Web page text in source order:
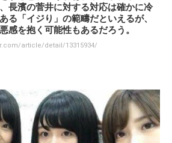
長濱の菅井に対する対応は確かに冷
る「イジり」の範疇だといえるが、
感を抱く可能性もあるだろう。
article/detail/13315934/